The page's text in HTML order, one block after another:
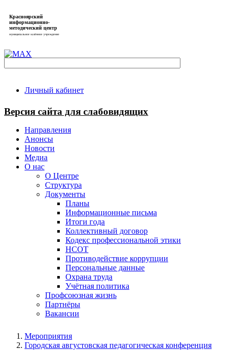
Красноярский
информационно-
методический центр
муниципальное казённое учреждение
Личный кабинет
Версия сайта для слабовидящих
Направления
Анонсы
Новости
Медиа
О нас
О Центре
Структура
Документы
Планы
Информационные письма
Итоги года
Коллективный договор
Кодекс профессиональной этики
НСОТ
Противодействие коррупции
Персональные данные
Охрана труда
Учётная политика
Профсоюзная жизнь
Партнёры
Вакансии
Мероприятия
Городская августовская педагогическая конференция